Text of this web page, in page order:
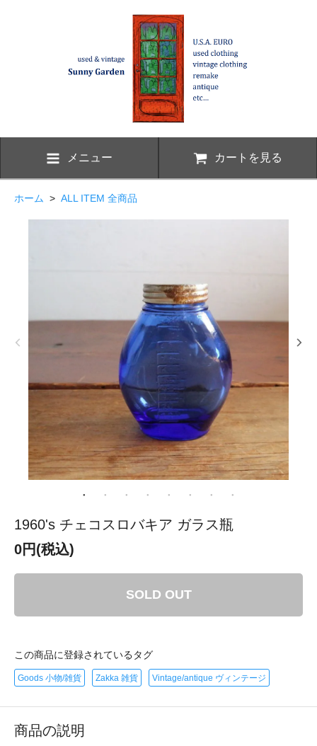
メニュー カートを見る
ホーム > ALL ITEM 全商品
1960's チェコスロバキア ガラス瓶
0円(税込)
SOLD OUT
この商品に登録されているタグ
Goods 小物/雑貨 Zakka 雑貨 Vintage/antique ヴィンテージ
商品の説明